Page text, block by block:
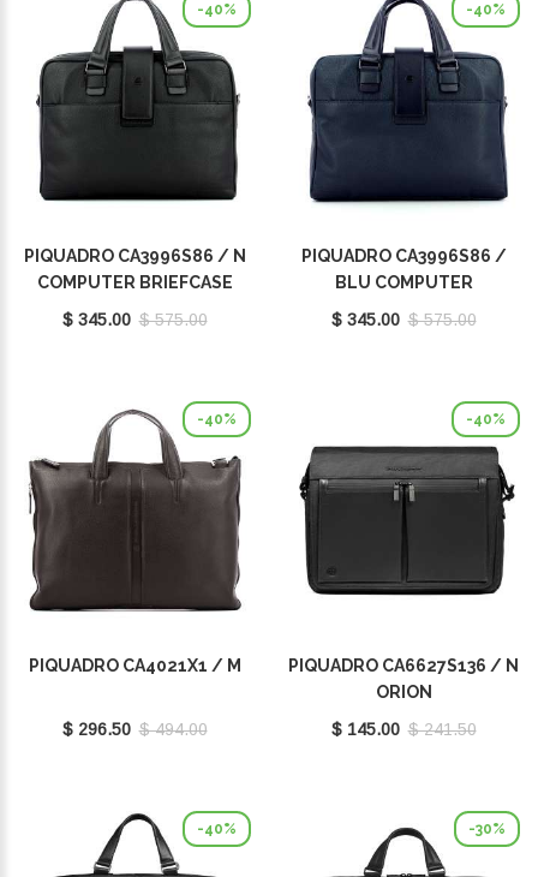
-40%
PIQUADRO CA3996S86 / N
COMPUTER BRIEFCASE
14.0
$ 345.00 $ 575.00
-40%
PIQUADRO CA3996S86 /
BLU COMPUTER
BRIEFCASE 14.0
$ 345.00 $ 575.00
-40%
PIQUADRO CA4021X1 / M
$ 296.50 $ 494.00
-40%
PIQUADRO CA6627S136 / N
ORION
$ 145.00 $ 241.50
-40% -30%